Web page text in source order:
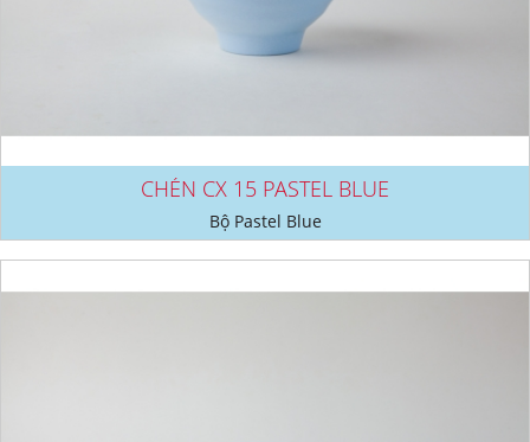
CHÉN CX 15 PASTEL BLUE
Bộ Pastel Blue